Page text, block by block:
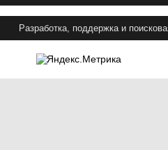
Разработка, поддержка и